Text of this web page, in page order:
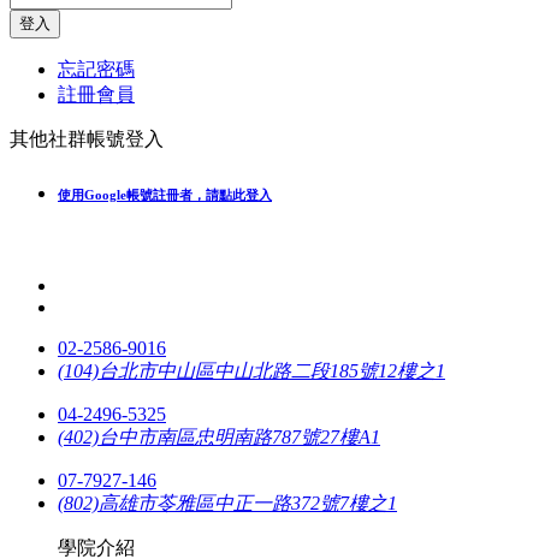
登入
忘記密碼
註冊會員
其他社群帳號登入
使用Google帳號註冊者，請點此登入
02-2586-9016
(104)台北市中山區中山北路二段185號12樓之1
04-2496-5325
(402)台中市南區忠明南路787號27樓A1
07-7927-146
(802)高雄市苓雅區中正一路372號7樓之1
學院介紹